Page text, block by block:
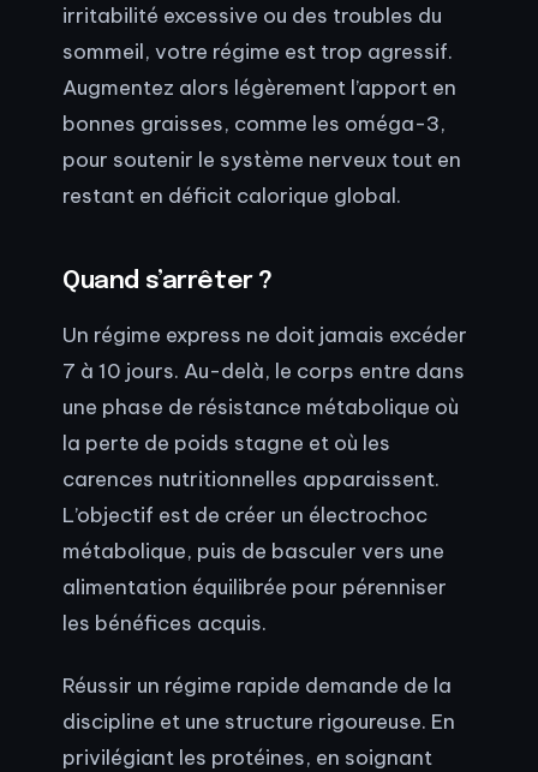
irritabilité excessive ou des troubles du
sommeil, votre régime est trop agressif.
Augmentez alors légèrement l’apport en
bonnes graisses, comme les oméga-3,
pour soutenir le système nerveux tout en
restant en déficit calorique global.
Quand s’arrêter ?
Un régime express ne doit jamais excéder
7 à 10 jours. Au-delà, le corps entre dans
une phase de résistance métabolique où
la perte de poids stagne et où les
carences nutritionnelles apparaissent.
L’objectif est de créer un électrochoc
métabolique, puis de basculer vers une
alimentation équilibrée pour pérenniser
les bénéfices acquis.
Réussir un régime rapide demande de la
discipline et une structure rigoureuse. En
privilégiant les protéines, en soignant